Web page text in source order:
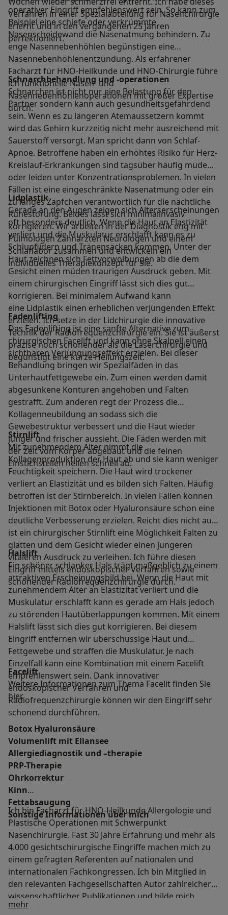
Verfahren in einer Spezialabteilung für Nasenchirurgie
erlernt und in den vergangenen 25 Jahren
perfektioniert.
operativer Eingriff empfehlenswert sein. So kann zum
Beispiel eine schiefe oder verkrümmte
Nasenscheidewand die Nasenatmung behindern. Zu
enge Nasennebenhöhlen begünstigen eine
Nasennebenhöhlenentzündung. Als erfahrener
Facharzt für HNO-Heilkunde und HNO-Chirurgie führe
ich funktionelle Nasen- und
Nasennebenhöhlenoperationen mit großer Expertise
durch.
Schnarchbehandlung und -operationen
Schnarchen ist nicht nur eine Belastung für den
Partner sondern kann auch gesundheitsgefährdend
sein. Wenn es zu längeren Atemaussetzern kommt
wird das Gehirn kurzzeitig nicht mehr ausreichend mit
Sauerstoff versorgt. Man spricht dann von Schlaf-
Apnoe. Betroffene haben ein erhöhtes Risiko für Herz-
Kreislauf-Erkrankungen sind tagsüber häufig müde
oder leiden unter Konzentrationsproblemen. In vielen
Fällen ist eine eingeschränkte Nasenatmung oder ein
zu langes Zäpfchen verantwortlich für die nächtliche
Ruhestörung. Beides lässt sich minimalinvasiv
korrigieren. Wir arbeiten in der Diagnostik eng mit
Pulmologen Zahnärzten Neurologen und einem
Schlaflabor zusammen und entwickeln ein
individuelles Therapiekonzept für Sie.
Lidplastik
Gerade an den Augen zeigen sich Alterserscheinungen
oft besonders deutlich. Wenn die Haut an Elastizität
verliert und die Muskulatur erschlafft kann es zu
Schlupflidern und Tränensäcken kommen. Unter der
Haut zeichnen sich Fettvorwölbungen ab die dem
Gesicht einen müden traurigen Ausdruck geben. Mit
einem chirurgischen Eingriff lässt sich dies gut
korrigieren. Bei minimalem Aufwand kann
eine Lidplastik einen erheblichen verjüngenden Effekt
erzielen. Ich setze in der Lidchirurgie die innovative
Technik der Radiofrequenzchirurgie ein. Sie ist äußerst
präzise noch schonender als die Laserchirurgie und
begünstigt eine kurze Heilungszeit.
Fadenlifting
Das Fadenlifting ist eine sanfte Alternative zum
chirurgischen Facelift und kann ohne Skalpell einen
sichtbaren Verjüngungseffekt erzielen. Bei dieser
Behandlung bringen wir Spezialfäden in das
Unterhautfettgewebe ein. Zum einen werden damit
abgesunkene Konturen angehoben und Falten
gestrafft. Zum anderen regt der Prozess die
Kollagenneubildung an sodass sich die
Gewebestruktur verbessert und die Haut wieder
jünger und frischer aussieht. Die Fäden werden mit
der Zeit vom Körper abgebaut und die feinen
Einstichstellen heilen schnell ab.
Stirnlift
Mit zunehmendem Alter nimmt die
Kollagenproduktion der Haut ab und sie kann weniger
Feuchtigkeit speichern. Die Haut wird trockener
verliert an Elastizität und es bilden sich Falten. Häufig
betroffen ist der Stirnbereich. In vielen Fällen können
Injektionen mit Botox oder Hyaluronsäure schon eine
deutliche Verbesserung erzielen. Reicht dies nicht aus
ist ein chirurgischer Stirnlift eine Möglichkeit Falten zu
glätten und dem Gesicht wieder einen jüngeren
vitaleren Ausdruck zu verleihen. Ich führe diesen
Eingriff mittels endoskopischer Verfahren sowie
schonender Radiofrequenzchirurgie durch.
Halslift
Ein schöner schlanker Hals trägt maßgeblich zu einem
attraktiven Erscheinungsbild bei. Wenn die Haut mit
zunehmendem Alter an Elastizität verliert und die
Muskulatur erschlafft kann es gerade am Hals jedoch
zu störenden Hautüberlappungen kommen. Mit einem
Halslift lässt sich dies gut korrigieren. Bei diesem
Eingriff entfernen wir überschüssige Haut und
Fettgewebe und straffen die Muskulatur. Je nach
Einzelfall kann eine Kombination mit einem Facelift
empfehlenswert sein. Dank innovativer
endoskopischer Verfahren und
Radiofrequenzchirurgie können wir den Eingriff sehr
schonend durchführen.
Facelift
Weitere Informationen zum Thema Facelit finden Sie
hier.
Botox Hyaluronsäure
Volumenlift mit Ellansee
Allergiediagnostik und –therapie
PRP-Therapie
Ohrkorrektur
Kinn
Fettabsaugung
Sonstige Informationen über mich
Ich bin Facharzt für HNO-Heilkunde Allergologie und
Plastische Operationen mit Schwerpunkt
Nasenchirurgie. Fast 30 Jahre Erfahrung und mehr als
4.000 gesichtschirurgische Eingriffe machen mich zu
einem gefragten Referenten auf nationalen und
internationalen Fachkongressen. Ich bin Mitglied in
den relevanten Fachgesellschaften Autor zahlreicher
wissenschaftlicher Publikationen und bilde mich
regelmäßig fachlich weiter. Mein Medizinstudium habe
mehrÜber mich